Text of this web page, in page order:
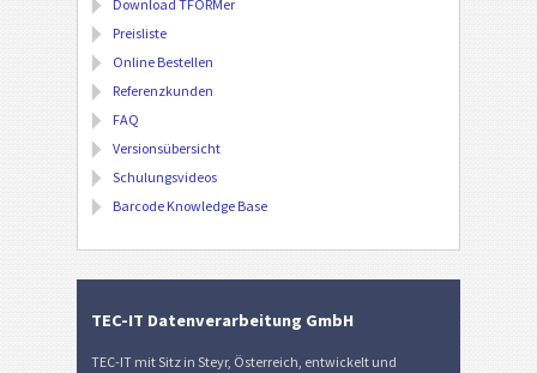
Download TFORMer
Preisliste
Online Bestellen
Referenzkunden
FAQ
Versionsübersicht
Schulungsvideos
Barcode Knowledge Base
TEC-IT Datenverarbeitung GmbH
TEC-IT mit Sitz in Steyr, Österreich, entwickelt und